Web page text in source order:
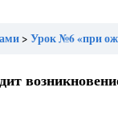
Урок №6 «при